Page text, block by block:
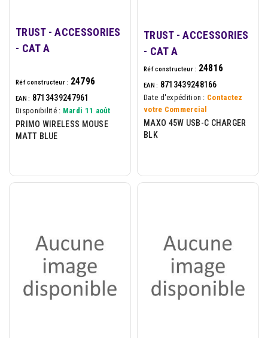
TRUST - ACCESSORIES
- CAT A
Réf constructeur : 24796
EAN : 8713439247961
Disponibilité : Mardi 11 août
PRIMO WIRELESS MOUSE
MATT BLUE
TRUST - ACCESSORIES
- CAT A
Réf constructeur : 24816
EAN : 8713439248166
Date d'expédition : Contactez
votre Commercial
MAXO 45W USB-C CHARGER
BLK